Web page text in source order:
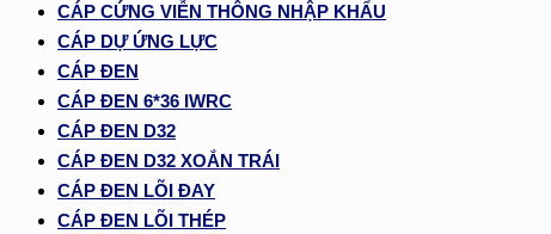
CÁP CỨNG VIỄN THÔNG NHẬP KHẨU
CÁP DỰ ỨNG LỰC
CÁP ĐEN
CÁP ĐEN 6*36 IWRC
CÁP ĐEN D32
CÁP ĐEN D32 XOẮN TRÁI
CÁP ĐEN LÕI ĐAY
CÁP ĐEN LÕI THÉP